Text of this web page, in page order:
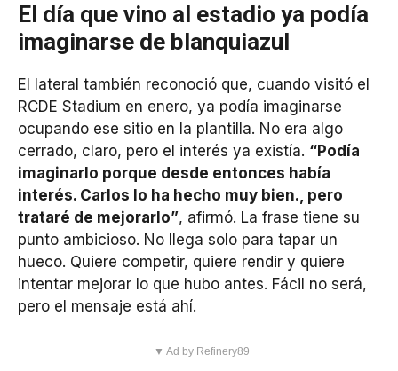
El día que vino al estadio ya podía
imaginarse de blanquiazul
El lateral también reconoció que, cuando visitó el
RCDE Stadium en enero, ya podía imaginarse
ocupando ese sitio en la plantilla. No era algo
cerrado, claro, pero el interés ya existía. “Podía
imaginarlo porque desde entonces había
interés. Carlos lo ha hecho muy bien., pero
trataré de mejorarlo”, afirmó. La frase tiene su
punto ambicioso. No llega solo para tapar un
hueco. Quiere competir, quiere rendir y quiere
intentar mejorar lo que hubo antes. Fácil no será,
pero el mensaje está ahí.
▼ Ad by Refinery89